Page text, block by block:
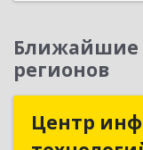
Ближайшие
регионов
Центр